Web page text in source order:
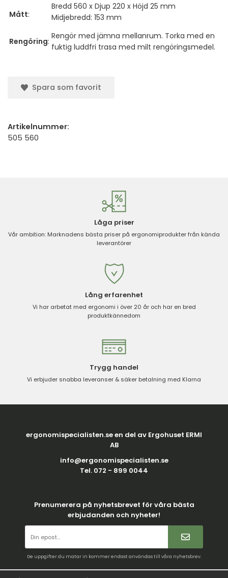
Mått:
Bredd 560 x Djup 220 x Höjd 25 mm
Midjebredd: 153 mm
Rengöring:
Rengör med jämna mellanrum. Torka med en
fuktig luddfri trasa med milt rengöringsmedel.
Spara som favorit
Artikelnummer:
505 560
Låga priser
Vår ambition: Marknadens bästa priser på ergonomiprodukter från kända
leverantörer
Lång erfarenhet
Vi har arbetat med ergonomi i över 20 år och har en bred
produktkännedom
Trygg handel
Vi erbjuder snabba leveranser & säker betalning med Klarna
ergonomispecialisten.se en del av Ergohuset ERMI
AB
info@ergonomispecialisten.se
Tel. 072 - 899 0044
Prenumerera på nyhetsbrevet för våra bästa
erbjudanden och nyheter!
De uppgifter du matar in kommer endast användas till våra nyhetsbrev.